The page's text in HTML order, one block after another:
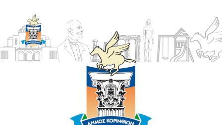
ΔΗΜΟΣ
ΚΟΡΙΝΘΙΩΝ